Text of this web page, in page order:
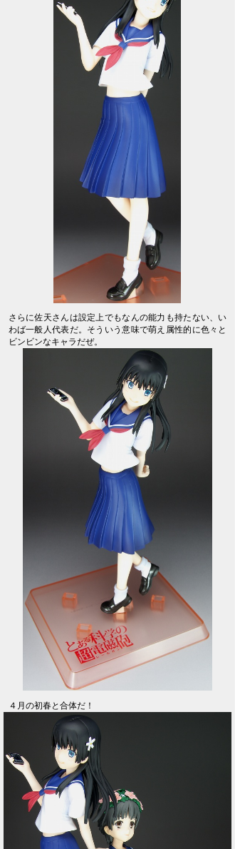
さらに佐天さんは設定上でもなんの能力も持たない、い
わば一般人代表だ。そういう意味で萌え属性的に色々と
ビンビンなキャラだぜ。
４月の初春と合体だ！